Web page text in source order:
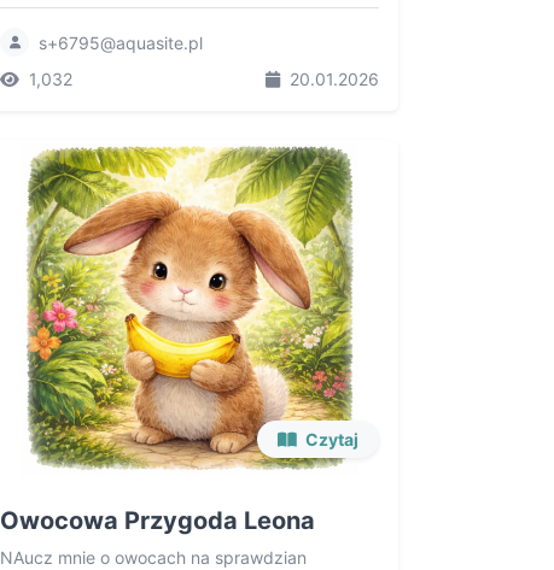
s+6795@aquasite.pl
1,032
20.01.2026
Czytaj
Owocowa Przygoda Leona
NAucz mnie o owocach na sprawdzian